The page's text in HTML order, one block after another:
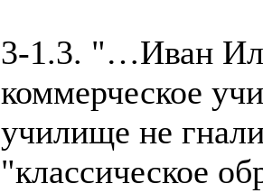
3-1.3. "…Иван
коммерческое
училище не
"классическое